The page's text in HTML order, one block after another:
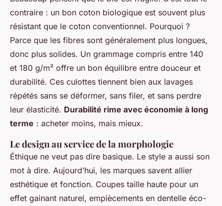
contraire : un bon coton biologique est souvent plus
résistant que le coton conventionnel. Pourquoi ?
Parce que les fibres sont généralement plus longues,
donc plus solides. Un grammage compris entre 140
et 180 g/m² offre un bon équilibre entre douceur et
durabilité. Ces culottes tiennent bien aux lavages
répétés sans se déformer, sans filer, et sans perdre
leur élasticité. Durabilité rime avec économie à long
terme : acheter moins, mais mieux.
Le design au service de la morphologie
Éthique ne veut pas dire basique. Le style a aussi son
mot à dire. Aujourd’hui, les marques savent allier
esthétique et fonction. Coupes taille haute pour un
effet gainant naturel, empiècements en dentelle éco-